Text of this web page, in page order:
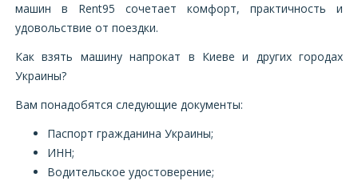
машин в Rent95 сочетает комфорт, практичность и
удовольствие от поездки.
Как взять машину напрокат в Киеве и других городах
Украины?
Вам понадобятся следующие документы:
Паспорт гражданина Украины;
ИНН;
Водительское удостоверение;